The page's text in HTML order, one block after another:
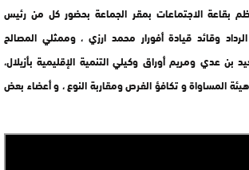
بقاعة الاجتماعات بمقر الجماعة بحضور كل من رئيس
وقائد قيادة أفورار محمد ارزي ، وممثلي المصالح
بن عدي ومريم أوراق وكيلي التنمية الإقليمية بأزيلال،
المساواة و تكافؤ الفرص ومقاربة النوع ، و أعضاء بعض